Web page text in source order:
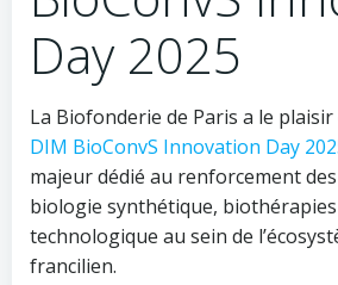
Day 2025
La Biofonderie de Paris a le
DIM BioConvS Innovation Day
majeur dédié au renforcement
biologie synthétique,
technologique au sein de
francilien.